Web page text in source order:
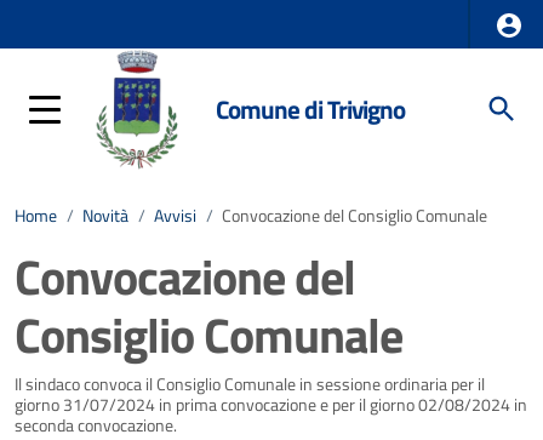
Comune di Trivigno
Home / Novità / Avvisi / Convocazione del Consiglio Comunale
Convocazione del
Consiglio Comunale
Dettagli della notizia
Il sindaco convoca il Consiglio Comunale in sessione ordinaria per il
giorno 31/07/2024 in prima convocazione e per il giorno 02/08/2024 in
seconda convocazione.